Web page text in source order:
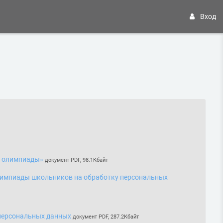
Вход
олимпиады» документ PDF, 98.1Кбайт
школьников на обработку персональных
данных документ PDF, 287.2Кбайт